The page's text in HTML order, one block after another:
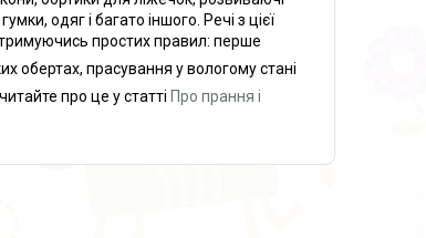
одяг і багато іншого. Речі з цієї
простих правил: перше
обертах, прасування у вологому стані
про це у статті Про прання і